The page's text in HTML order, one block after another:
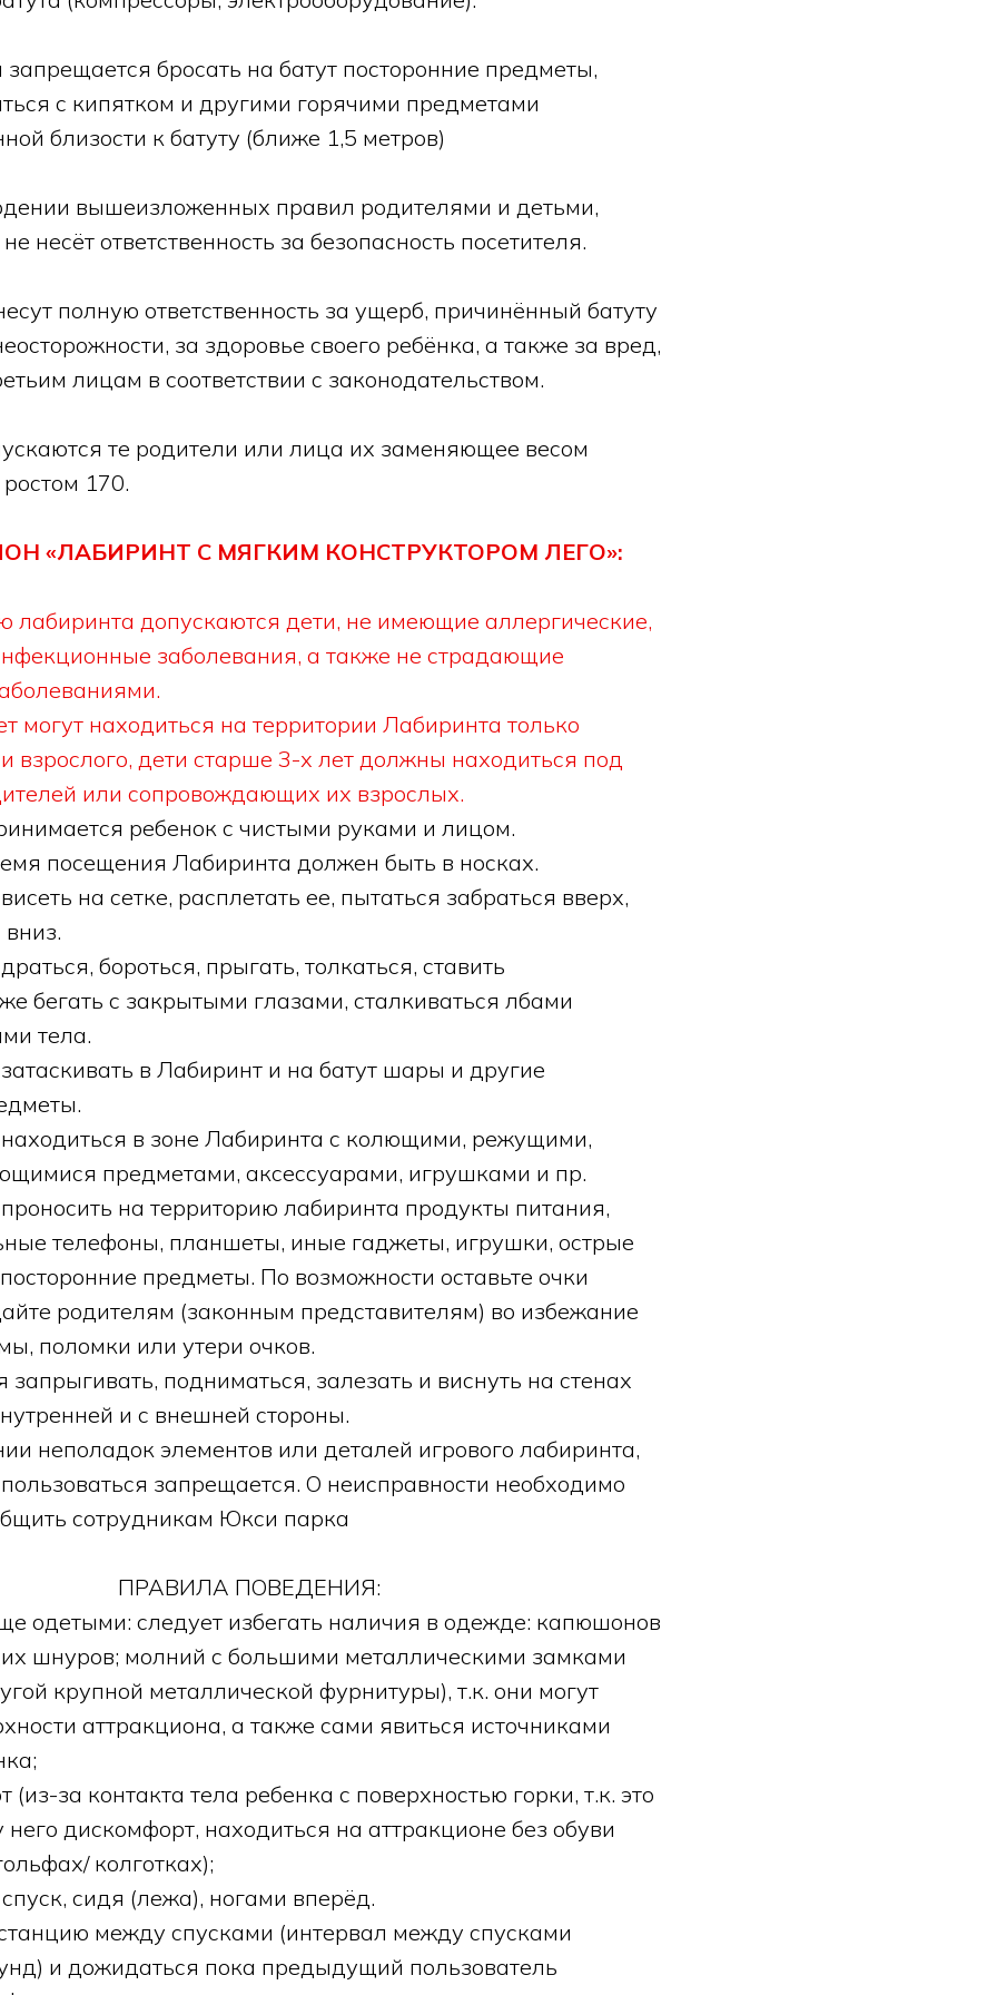
бросать на батут посторонние предметы,
с кипятком и другими горячими предметами
близости к батуту (ближе 1,5 метров)
вышеизложенных правил родителями и детьми,
несёт ответственность за безопасность посетителя.
полную ответственность за ущерб, причинённый батуту
за здоровье своего ребёнка, а также за вред,
лицам в соответствии с законодательством.
те родители или лица их заменяющее весом
170.
«ЛАБИРИНТ С МЯГКИМ КОНСТРУКТОРОМ ЛЕГО»:
лабиринта допускаются дети, не имеющие аллергические,
заболевания, а также не страдающие
могут находиться на территории Лабиринта только
взрослого, дети старше 3-х лет должны находиться под
или сопровождающих их взрослых.
ребенок с чистыми руками и лицом.
посещения Лабиринта должен быть в носках.
на сетке, расплетать ее, пытаться забраться вверх,
вниз.
бороться, прыгать, толкаться, ставить
бегать с закрытыми глазами, сталкиваться лбами
тела.
в Лабиринт и на батут шары и другие
в зоне Лабиринта с колющими, режущими,
предметами, аксессуарами, игрушками и пр.
на территорию лабиринта продукты питания,
телефоны, планшеты, иные гаджеты, игрушки, острые
предметы. По возможности оставьте очки
родителям (законным представителям) во избежание
поломки или утери очков.
подниматься, залезать и виснуть на стенах
и с внешней стороны.
неполадок элементов или деталей игрового лабиринта,
запрещается. О неисправности необходимо
сотрудникам Юкси парка
ПРАВИЛА ПОВЕДЕНИЯ:
одетыми: следует избегать наличия в одежде: капюшонов
шнуров; молний с большими металлическими замками
крупной металлической фурнитуры), т.к. они могут
аттракциона, а также сами явиться источниками
за контакта тела ребенка с поверхностью горки, т.к. это
дискомфорт, находиться на аттракционе без обуви
колготках);
сидя (лежа), ногами вперёд.
между спусками (интервал между спусками
и дожидаться пока предыдущий пользователь